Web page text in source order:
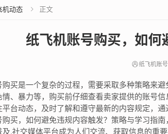
机动态  正文
纸飞机账号购买，如
纸飞机账
买是一个复杂的过程，需要采取多种策略来
情、暴力等，购买前仔细查看卖家提供的账号
平台动态，及时了解和遵守最新的内容规定，
买，如何避免违规内容触发？策略与学习指
及,社交媒体平台成为人们交流、获取信息的重